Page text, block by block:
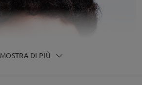
MOSTRA DI PIÙ